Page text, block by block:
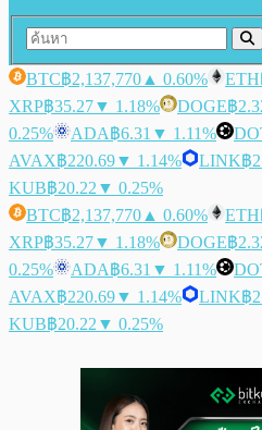
BTC฿2,137,770 ▲ 0.60% ETH
XRP฿35.27▼ 1.18% DOGE฿
0.25%
ADA฿6.31 ▼ 1.11%
AVAX฿220.69▼ 1.14% LINK฿
KUB฿20.22 ▼ 0.25%
BTC฿2,137,770 ▲ 0.60% ETH
XRP฿35.27▼ 1.18% DOGE฿
0.25%
ADA฿6.31 ▼ 1.11%
AVAX฿220.69▼ 1.14% LINK฿
KUB฿20.22 ▼ 0.25%